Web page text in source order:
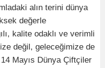
alın terini dünya
değerle
kalite odaklı ve verimli
değil, geleceğimize de
Mayıs Dünya Çiftçiler